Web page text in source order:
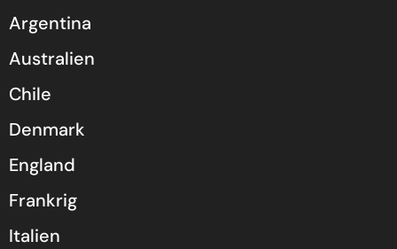
Argentina
Australien
Chile
Denmark
England
Frankrig
Italien